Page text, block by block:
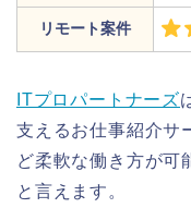
リモート案件
ITプロパートナーズ
支えるお仕事紹介サ
ど柔軟な働き方が可
と言えます。